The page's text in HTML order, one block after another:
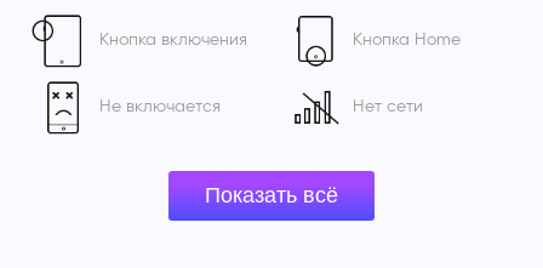
Кнопка включения Кнопка Home
Не включается Нет сети